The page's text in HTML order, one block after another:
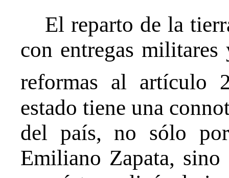
El reparto de la
con entregas
reformas al artículo
estado tiene una
del país, no sólo
Emiliano Zapata, sino